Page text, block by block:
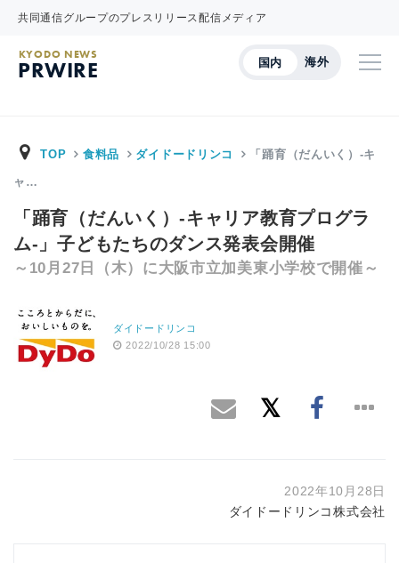
共同通信グループのプレスリリース配信メディア
国内 海外
KYODO NEWS
PRWIRE
TOP 食料品 ダイドードリンコ 「踊育（だんいく）-キ
ャ…
「踊育（だんいく）-キャリア教育プログラ
ム-」子どもたちのダンス発表会開催
～10月27日（木）に大阪市立加美東小学校で開催～
ダイドードリンコ
2022/10/28 15:00
2022年10月28日
ダイドードリンコ株式会社